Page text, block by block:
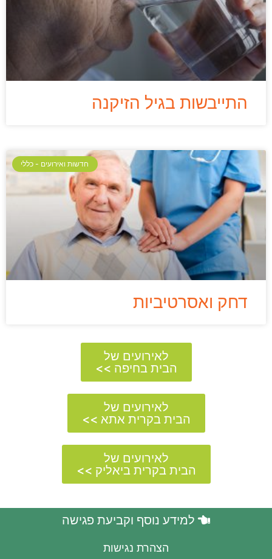
התייבשות בגיל הזיקנה
חדשות ואירועים - כללי
דחק ואסרטיביות
לאירועים של
הבית בחיפה >>
לאירועים של
הבית בקרית אתא >>
לאירועים של
הבית בקרית ביאליק >>
למידע נוסף וקביעת פגישה
הצהרת נגישות